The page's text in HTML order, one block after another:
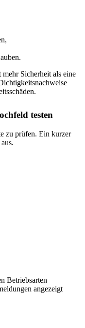
Sicherheit als eine
testen
zu prüfen. Ein kurzer
Betriebsarten
angezeigt